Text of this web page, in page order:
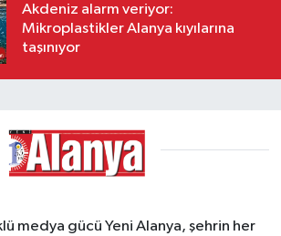
Akdeniz alarm veriyor:
Mikroplastikler Alanya kıyılarına
taşınıyor
medya gücü Yeni Alanya, şehrin her